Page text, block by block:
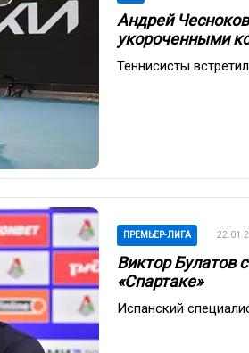
Андрей
укороченными
Теннисисты
ПРЕМЬЕР-ЛИГА
Виктор Булатов
«Спартаке»
Испанский